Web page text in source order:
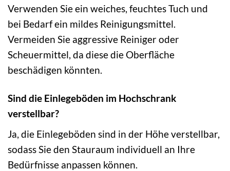
Verwenden Sie ein weiches, feuchtes Tuch und
bei Bedarf ein mildes Reinigungsmittel.
Vermeiden Sie aggressive Reiniger oder
Scheuermittel, da diese die Oberfläche
beschädigen könnten.
Sind die Einlegeböden im Hochschrank
verstellbar?
Ja, die Einlegeböden sind in der Höhe verstellbar,
sodass Sie den Stauraum individuell an Ihre
Bedürfnisse anpassen können.